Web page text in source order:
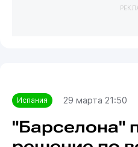
Испания 29 марта 21:50
"Барселона"